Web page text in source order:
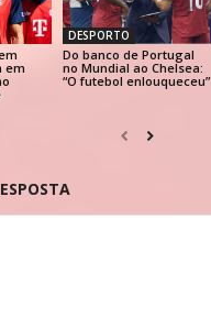
em
DESPORTO
Do banco de Portugal
no Mundial ao Chelsea:
“O futebol enlouqueceu”